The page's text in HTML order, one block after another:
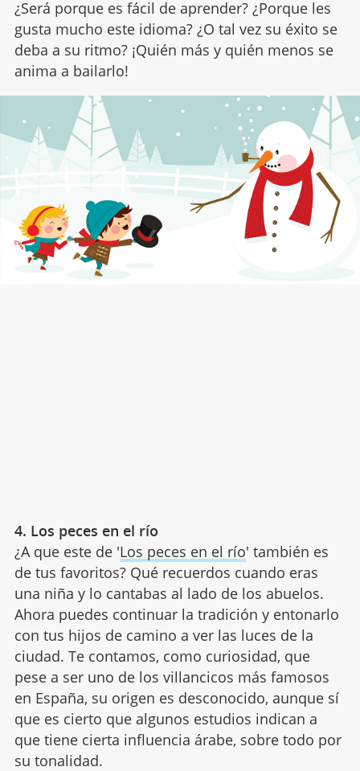
¿Será porque es fácil de aprender? ¿Porque les
gusta mucho este idioma? ¿O tal vez su éxito se
deba a su ritmo? ¡Quién más y quién menos se
anima a bailarlo!
4. Los peces en el río
¿A que este de 'Los peces en el río' también es
de tus favoritos? Qué recuerdos cuando eras
una niña y lo cantabas al lado de los abuelos.
Ahora puedes continuar la tradición y entonarlo
con tus hijos de camino a ver las luces de la
ciudad. Te contamos, como curiosidad, que
pese a ser uno de los villancicos más famosos
en España, su origen es desconocido, aunque sí
que es cierto que algunos estudios indican a
que tiene cierta influencia árabe, sobre todo por
su tonalidad.